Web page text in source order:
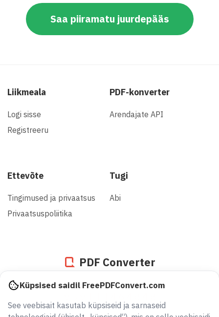
Saa piiramatu juurdepääs
Liikmeala
Logi sisse
Registreeru
PDF-konverter
Arendajate API
Ettevõte
Tingimused ja privaatsus
Privaatsuspoliitika
Tugi
Abi
PDF Converter
faili on konverteeritud alates 2005. aastast
Küpsised saidil FreePDFConvert.com
See veebisait kasutab küpsiseid ja sarnaseid